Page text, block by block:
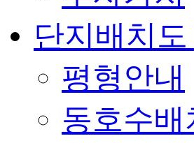
단지배치도
평형안내
동호수배